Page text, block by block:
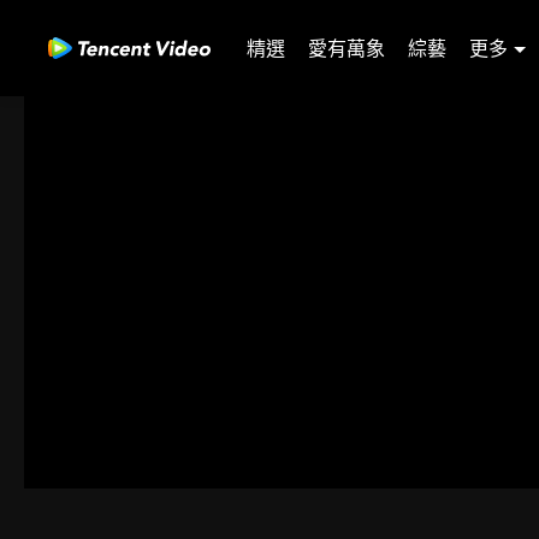
精選 愛有萬象 綜藝 更多